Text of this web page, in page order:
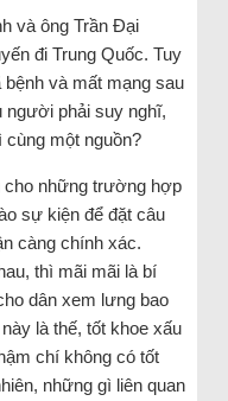
và ông Trần Đại
đi Trung Quốc. Tuy
và mất mạng sau
người phải suy nghĩ,
cùng một nguồn?
cho những trường hợp
sự kiện để đặt câu
càng chính xác.
thì mãi mãi là bí
dân xem lưng bao
là thế, tốt khoe xấu
chí không có tốt
những gì liên quan